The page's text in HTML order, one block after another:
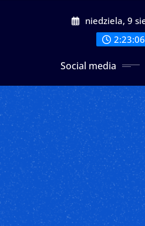
niedziela, 9
Social media